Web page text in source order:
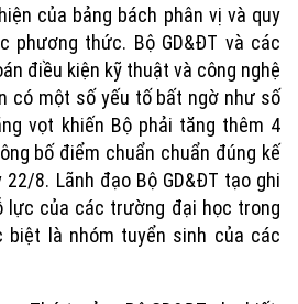
của bảng bách phân vị và quy
phương thức. Bộ GD&ĐT và các
điều kiện kỹ thuật và công nghệ
có một số yếu tố bất ngờ như số
vọt khiến Bộ phải tăng thêm 4
bố điểm chuẩn chuẩn đúng kế
8. Lãnh đạo Bộ GD&ĐT tạo ghi
lực của các trường đại học trong
là nhóm tuyển sinh của các